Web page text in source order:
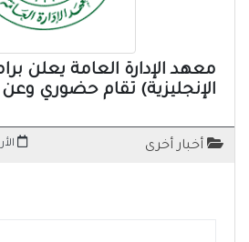
معهد الإدارة العامة يعلن
الإنجليزية) تقام حضوري
أخبار أخرى